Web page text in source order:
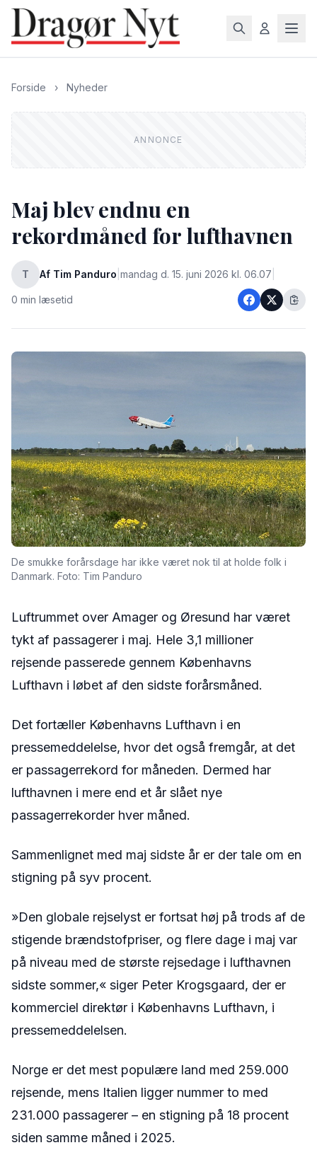
Forside › Nyheder
Maj blev endnu en
rekordmåned for lufthavnen
T Af Tim Panduro mandag d. 15. juni 2026 kl. 06.07
0 min læsetid
De smukke forårsdage har ikke været nok til at holde folk i
Danmark. Foto: Tim Panduro
Luftrummet over Amager og Øresund har været
tykt af passagerer i maj. Hele 3,1 millioner
rejsende passerede gennem Københavns
Lufthavn i løbet af den sidste forårsmåned.
Det fortæller Københavns Lufthavn i en
pressemeddelelse, hvor det også fremgår, at det
er passagerrekord for måneden. Dermed har
lufthavnen i mere end et år slået nye
passagerrekorder hver måned.
Sammenlignet med maj sidste år er der tale om en
stigning på syv procent.
»Den globale rejselyst er fortsat høj på trods af de
stigende brændstofpriser, og flere dage i maj var
på niveau med de største rejsedage i lufthavnen
sidste sommer,« siger Peter Krogsgaard, der er
kommerciel direktør i Københavns Lufthavn, i
pressemeddelelsen.
Norge er det mest populære land med 259.000
rejsende, mens Italien ligger nummer to med
231.000 passagerer – en stigning på 18 procent
siden samme måned i 2025.